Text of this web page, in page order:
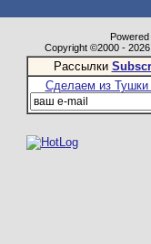
Copyright ©2000 -
Рассылки
Сделаем из Тушки